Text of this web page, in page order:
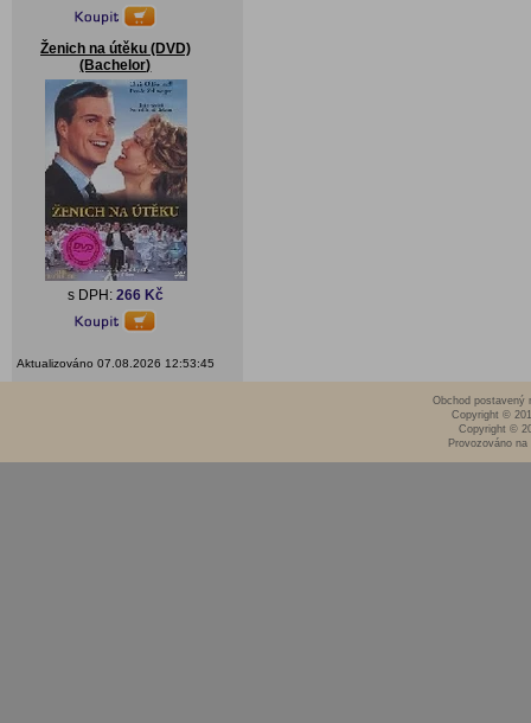
Ženich na útěku (DVD)
(Bachelor)
s DPH: 266 Kč
Aktualizováno 07.08.2026 12:53:45
Obchod postavený
Copyright ©
Copyright ©
Provozováno